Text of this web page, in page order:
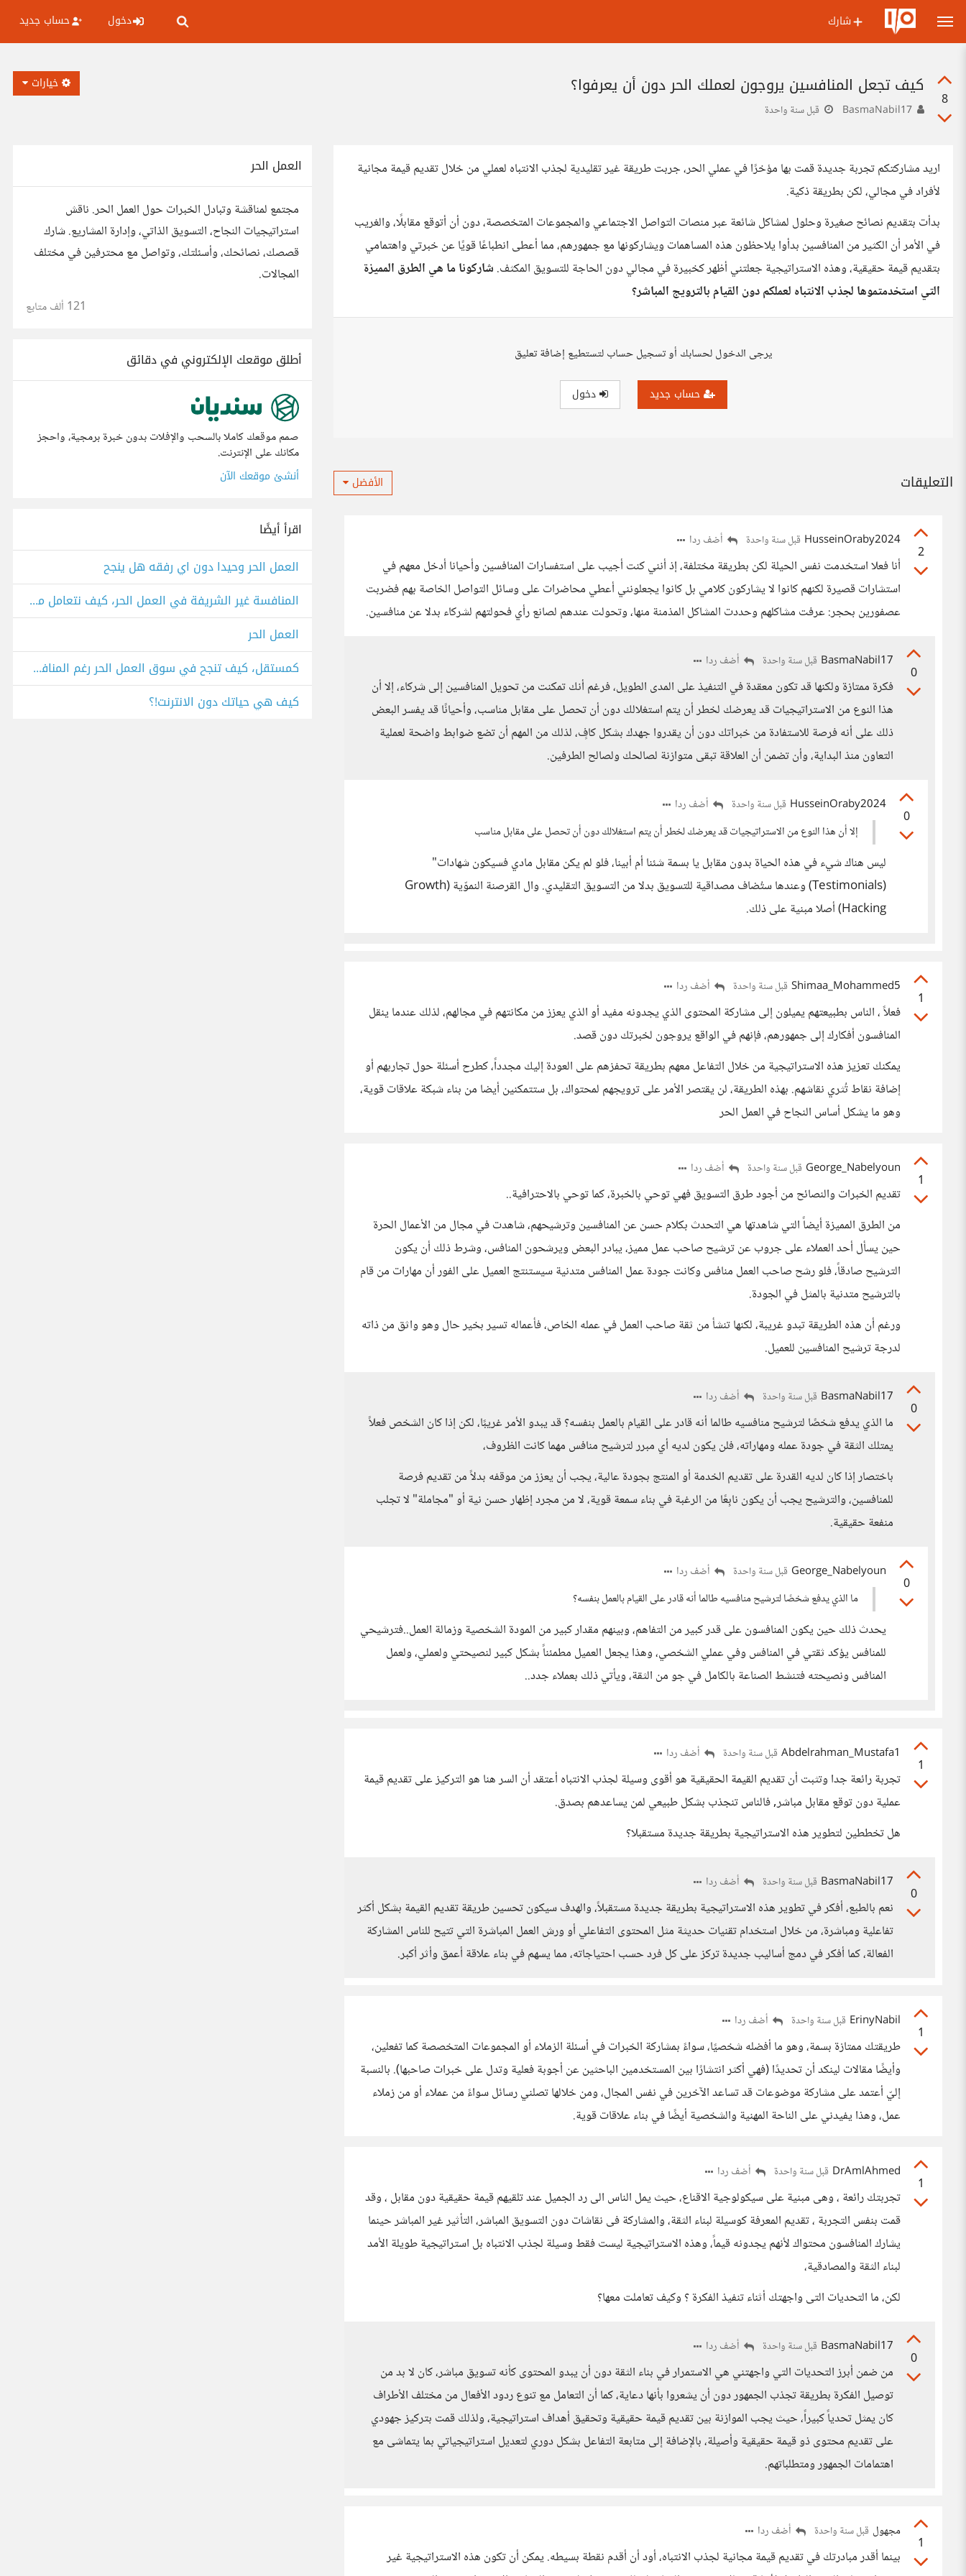
شارك دخول حساب جديد
8
كيف تجعل المنافسين يروجون لعملك الحر دون أن يعرفوا؟
قبل سنة واحدة
خيارات
اريد مشاركتكم تجربة جديدة قمت بها مؤخرًا في عملي الحر، جربت طريقة غير تقليدية لجذب الانتباه لعملي من خلال تقديم قيمة مجانية
لأفراد في مجالي، لكن بطريقة ذكية.
بدأت بتقديم نصائح صغيرة وحلول لمشاكل شائعة عبر منصات التواصل الاجتماعي والمجموعات المتخصصة، دون أن أتوقع مقابلًا، والغريب
في الأمر أن الكثير من المنافسين بدأوا يلاحظون هذه المساهمات ويشاركونها مع جمهورهم، مما أعطى انطباعًا قويًا عن خبرتي واهتمامي
بتقديم قيمة حقيقية، وهذه الاستراتيجية جعلتني أظهر كخبيرة في مجالي دون الحاجة للتسويق المكثف. شاركونا ما هي الطرق المميزة
التي استخدمتموها لجذب الانتباه لعملكم دون القيام بالترويج المباشر؟
يرجى الدخول لحسابك أو تسجيل حساب لتستطيع إضافة تعليق
حساب جديد دخول
التعليقات الأفضل
2
HusseinOraby2024 قبل سنة واحدة أضف ردا
أنا فعلا استخدمت نفس الحيلة لكن بطريقة مختلفة، إذ أنني كنت أجيب على استفسارات المنافسين وأحيانا أدخل معهم في
استشارات قصيرة لكنهم كانوا لا يشاركون كلامي بل كانوا يجعلونني أعطي محاضرات على وسائل التواصل الخاصة بهم فضربت
عصفورين بحجر: عرفت مشاكلهم وحددت المشاكل المذمنة منها، وتحولت عندهم لصانع رأي فحولتهم لشركاء بدلا عن منافسين.
0
BasmaNabil17 قبل سنة واحدة أضف ردا
فكرة ممتازة ولكنها قد تكون معقدة في التنفيذ على المدى الطويل، فرغم أنك تمكنت من تحويل المنافسين إلى شركاء، إلا أن
هذا النوع من الاستراتيجيات قد يعرضك لخطر أن يتم استغلالك دون أن تحصل على مقابل مناسب، وأحيانًا قد يفسر البعض
ذلك على أنه فرصة للاستفادة من خبراتك دون أن يقدروا جهدك بشكل كافٍ، لذلك من المهم أن تضع ضوابط واضحة لعملية
التعاون منذ البداية، وأن تضمن أن العلاقة تبقى متوازنة لصالحك ولصالح الطرفين.
0
HusseinOraby2024 قبل سنة واحدة
أضف ردا
إلا أن هذا النوع من الاستراتيجيات قد يعرضك لخطر أن يتم استغلالك دون أن تحصل على مقابل مناسب
ليس هناك شيء في هذه الحياة بدون مقابل يا بسمة شئنا أم أبينا، فلو لم يكن مقابل مادي فسيكون شهادات"
(Testimonials) وعندها ستُضاف مصداقية للتسويق بدلا من التسويق التقليدي. وال القرصنة النموّية (Growth
Hacking) أصلا مبنية على ذلك.
1
Shimaa_Mohammed5 قبل سنة واحدة أضف ردا
فعلاً ، الناس بطبيعتهم يميلون إلى مشاركة المحتوى الذي يجدونه مفيد أو الذي يعزز من مكانتهم في مجالهم، لذلك عندما ينقل
المنافسون أفكارك إلى جمهورهم، فإنهم في الواقع يروجون لخبرتك دون قصد.
يمكنك تعزيز هذه الاستراتيجية من خلال التفاعل معهم بطريقة تحفزهم على العودة إليك مجدداً، كطرح أسئلة حول تجاربهم أو
إضافة نقاط تُثري نقاشهم. بهذه الطريقة، لن يقتصر الأمر على ترويجهم لمحتواك، بل ستتمكنين أيضا من بناء شبكة علاقات قوية،
وهو ما يشكل أساس النجاح في العمل الحر
1
George_Nabelyoun قبل سنة واحدة أضف ردا
تقديم الخبرات والنصائح من أجود طرق التسويق فهي توحي بالخبرة، كما توحي بالاحترافية..
من الطرق المميزة أيضاً التي شاهدتها هي التحدث بكلام حسن عن المنافسين وترشيحهم، شاهدت في مجال من الأعمال الحرة
حين يسأل أحد العملاء على جروب عن ترشيح صاحب عمل مميز، يبادر البعض ويرشحون المنافس، وشرط ذلك أن يكون
الترشيح صادقاً، فلو رشح صاحب العمل منافس وكانت جودة عمل المنافس متدنية سيستنتج العميل على الفور أن مهارات من قام
بالترشيح متدنية بالمثل في الجودة.
ورغم أن هذه الطريقة تبدو غريبة، لكنها تنشأ من ثقة صاحب العمل في عمله الخاص، فأعماله تسير بخير حال وهو واثق من ذاته
لدرجة ترشيح المنافسين للعميل.
0
BasmaNabil17 قبل سنة واحدة أضف ردا
ما الذي يدفع شخصًا لترشيح منافسيه طالما أنه قادر على القيام بالعمل بنفسه؟ قد يبدو الأمر غريبًا، لكن إذا كان الشخص فعلاً
يمتلك الثقة في جودة عمله ومهاراته، فلن يكون لديه أي مبرر لترشيح منافس مهما كانت الظروف،
باختصار إذا كان لديه القدرة على تقديم الخدمة أو المنتج بجودة عالية، يجب أن يعزز من موقفه بدلاً من تقديم فرصة
للمنافسين، والترشيح يجب أن يكون نابِعًا من الرغبة في بناء سمعة قوية، لا من مجرد إظهار حسن نية أو "مجاملة" لا تجلب
منفعة حقيقية.
0
George_Nabelyoun قبل سنة واحدة
أضف ردا
ما الذي يدفع شخصًا لترشيح منافسيه طالما أنه قادر على القيام بالعمل بنفسه؟
يحدث ذلك حين يكون المنافسون على قدر كبير من التفاهم، وبينهم مقدار كبير من المودة الشخصية وزمالة العمل..فترشيحي
للمنافس يؤكد ثقتي في المنافس وفي عملي الشخصي، وهذا يجعل العميل مطمئناً بشكل كبير لنصيحتي ولعملي، ولعمل
المنافس ونصيحته فتنشط الصناعة بالكامل في جو من الثقة، ويأتي ذلك بعملاء جدد..
1
Abdelrahman_Mustafa1 قبل سنة واحدة أضف ردا
تجربة رائعة جدا وتثبت أن تقديم القيمة الحقيقية هو أقوى وسيلة لجذب الانتباه أعتقد أن السر هنا هو التركيز على تقديم قيمة
عملية دون توقع مقابل مباشر, فالناس تنجذب بشكل طبيعي لمن يساعدهم بصدق.
هل تخططين لتطوير هذه الاستراتيجية بطريقة جديدة مستقبلا؟
0
BasmaNabil17 قبل سنة واحدة أضف ردا
نعم بالطبع، أفكر في تطوير هذه الاستراتيجية بطريقة جديدة مستقبلاً، والهدف سيكون تحسين طريقة تقديم القيمة بشكل أكثر
تفاعلية ومباشرة، من خلال استخدام تقنيات حديثة مثل المحتوى التفاعلي أو ورش العمل المباشرة التي تتيح للناس المشاركة
الفعالة، كما أفكر في دمج أساليب جديدة تركز على كل فرد حسب احتياجاته، مما يسهم في بناء علاقة أعمق وأثر أكبر.
1
ErinyNabil قبل سنة واحدة أضف ردا
طريقتك ممتازة بسمة، وهو ما أفضله شخصيًا، سواءً بمشاركة الخبرات في أسئلة الزملاء أو المجموعات المتخصصة كما تفعلين،
وأيضًا مقالات لينكد أن تحديدًا (فهي أكثر انتشارًا بين المستخدمين الباحثين عن أجوبة فعلية وتدل على خبرات صاحبها). بالنسبة
إليّ أعتمد على مشاركة موضوعات قد تساعد الآخرين في نفس المجال، ومن خلالها تصلني رسائل سواءً من عملاء أو من زملاء
عمل، وهذا يفيدني على الناحة المهنية والشخصية أيضًا في بناء علاقات قوية.
1
DrAmlAhmed قبل سنة واحدة أضف ردا
تجربتك رائعة ، وهى مبنية على سيكولوجية الاقناع، حيث يمل الناس الى رد الجميل عند تلقيهم قيمة حقيقية دون مقابل ، وقد
قمت بنفس التجربة ، تقديم المعرفة كوسيلة لبناء الثقة، والمشاركة فى نقاشات دون التسويق المباشر، التأثير غير المباشر حينما
يشارك المنافسون محتواك لأنهم يجدونه قيماً، وهذه الاستراتيجية ليست فقط وسيلة لجذب الانتباه بل استراتيجية طويلة الأمد
لبناء الثقة والمصادقية،
لكن، ما التحديات التى واجهتك أثناء تنفيذ الفكرة ؟ وكيف تعاملت معها؟
0
BasmaNabil17 قبل سنة واحدة أضف ردا
من ضمن أبرز التحديات التي واجهتني هي الاستمرار في بناء الثقة دون أن يبدو المحتوى كأنه تسويق مباشر، كان لا بد من
توصيل الفكرة بطريقة تجذب الجمهور دون أن يشعروا بأنها دعاية، كما أن التعامل مع تنوع ردود الأفعال من مختلف الأطراف
كان يمثل تحدياً كبيراً، حيث يجب الموازنة بين تقديم قيمة حقيقية وتحقيق أهداف استراتيجية، ولذلك قمت بتركيز جهودي
على تقديم محتوى ذو قيمة حقيقية وأصيلة، بالإضافة إلى متابعة التفاعل بشكل دوري لتعديل استراتيجياتي بما يتماشى مع
اهتمامات الجمهور ومتطلباتهم.
1
مجهول قبل سنة واحدة أضف ردا
بينما أقدر مبادرتك في تقديم قيمة مجانية لجذب الانتباه، أود أن أقدم نقطة بسيطه. يمكن أن تكون هذه الاستراتيجية غير
العمل الحر
مجتمع لمناقشة وتبادل الخبرات حول العمل الحر. ناقش
استراتيجيات النجاح، التسويق الذاتي، وإدارة المشاريع. شارك
قصصك، نصائحك، وأسئلتك، وتواصل مع محترفين في مختلف
المجالات.
121 ألف متابع
أطلق موقعك الإلكتروني في دقائق
صمم موقعك كاملا بالسحب والإفلات بدون خبرة برمجية، واحجز
مكانك على الإنترنت.
أنشئ موقعك الآن
اقرأ أيضًا
العمل الحر وحيدا دون اي رفقه هل ينجح
المنافسة غير الشريفة في العمل الحر، كيف نتعامل معها؟
العمل الحر
كمستقل، كيف تنجح في سوق العمل الحر رغم المنافسة الشرسة؟
كيف هي حياتك دون الانترنت!؟